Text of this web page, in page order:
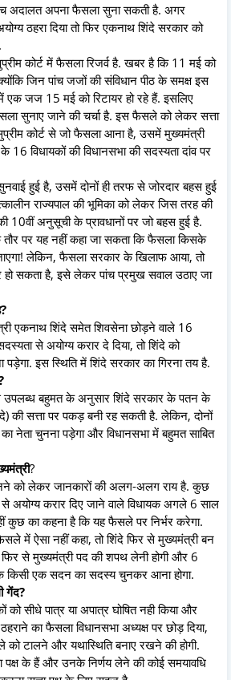
अदालत अपना फैसला सुना सकती है. अगर
ठहरा दिया तो फिर एकनाथ शिंदे सरकार को
कोर्ट में फैसला रिजर्व है. खबर है कि 11 मई को
जिन पांच जजों की संविधान पीठ के समक्ष इस
एक जज 15 मई को रिटायर हो रहे हैं. इसलिए
सुनाए जाने की चर्चा है. इस फैसले को लेकर सत्ता
कोर्ट से जो फैसला आना है, उसमें मुख्यमंत्री
16 विधायकों की विधानसभा की सदस्यता दांव पर
हुई है, उसमें दोनों ही तरफ से जोरदार बहस हुई
राज्यपाल की भूमिका को लेकर जिस तरह की
10वीं अनुसूची के प्रावधानों पर जो बहस हुई है.
पर यह नहीं कहा जा सकता कि फैसला किसके
लेकिन, फैसला सरकार के खिलाफ आया, तो
सकता है, इसे लेकर पांच प्रमुख सवाल उठाए जा
एकनाथ शिंदे समेत शिवसेना छोड़ने वाले 16
से अयोग्य करार दे दिया, तो शिंदे को
पड़ेगा. इस स्थिति में शिंदे सरकार का गिरना तय है.
उपलब्ध बहुमत के अनुसार शिंदे सरकार के पतन के
की सत्ता पर पकड़ बनी रह सकती है. लेकिन, दोनों
नेता चुनना पड़ेगा और विधानसभा में बहुमत साबित
?
को लेकर जानकारों की अलग-अलग राय है. कुछ
से अयोग्य करार दिए जाने वाले विधायक अगले 6 साल
कुछ का कहना है कि यह फैसले पर निर्भर करेगा.
में ऐसा नहीं कहा, तो शिंदे फिर से मुख्यमंत्री बन
से मुख्यमंत्री पद की शपथ लेनी होगी और 6
किसी एक सदन का सदस्य चुनकर आना होगा.
गेंद?
को सीधे पात्र या अपात्र घोषित नही किया और
ठहराने का फैसला विधानसभा अध्यक्ष पर छोड़ दिया,
को टालने और यथास्थिति बनाए रखने की होगी.
पक्ष के हैं और उनके निर्णय लेने की कोई समयावधि